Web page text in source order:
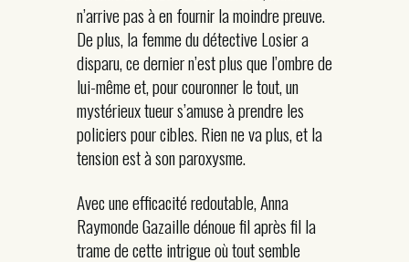
n’arrive pas à en fournir la moindre preuve.
De plus, la femme du détective Losier a
disparu, ce dernier n’est plus que l’ombre de
lui-même et, pour couronner le tout, un
mystérieux tueur s’amuse à prendre les
policiers pour cibles. Rien ne va plus, et la
tension est à son paroxysme.
Avec une efficacité redoutable, Anna
Raymonde Gazaille dénoue fil après fil la
trame de cette intrigue où tout semble